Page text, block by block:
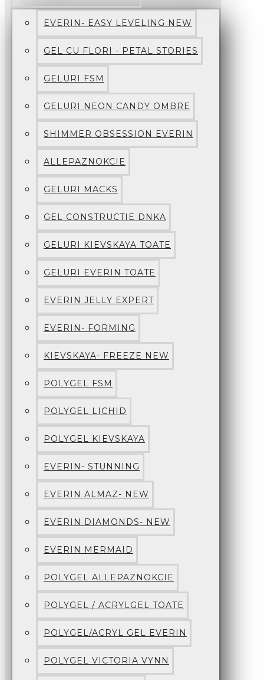
EVERIN- EASY LEVELING NEW
GEL CU FLORI - PETAL STORIES
GELURI FSM
GELURI NEON CANDY OMBRE
SHIMMER OBSESSION EVERIN
ALLEPAZNOKCIE
GELURI MACKS
GEL CONSTRUCTIE DNKA
GELURI KIEVSKAYA TOATE
GELURI EVERIN TOATE
EVERIN JELLY EXPERT
EVERIN- FORMING
KIEVSKAYA- FREEZE NEW
POLYGEL FSM
POLYGEL LICHID
POLYGEL KIEVSKAYA
EVERIN- STUNNING
EVERIN ALMAZ- NEW
EVERIN DIAMONDS- NEW
EVERIN MERMAID
POLYGEL ALLEPAZNOKCIE
POLYGEL / ACRYLGEL TOATE
POLYGEL/ACRYL GEL EVERIN
POLYGEL VICTORIA VYNN